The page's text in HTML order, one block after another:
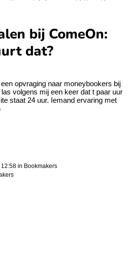
bij ComeOn:
dat?
opvraging naar moneybookers bij
volgens mij een keer dat t paar uur
staat 24 uur. Iemand ervaring met
in Bookmakers